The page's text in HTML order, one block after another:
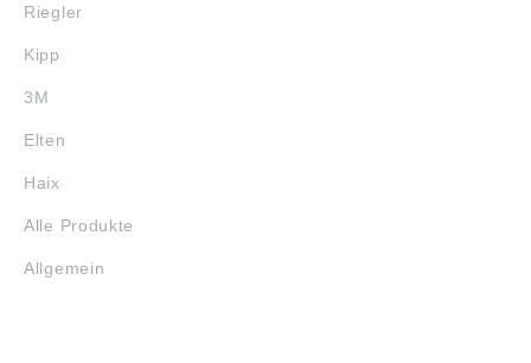
Riegler
Kipp
3M
Elten
Haix
Alle Produkte
Allgemein